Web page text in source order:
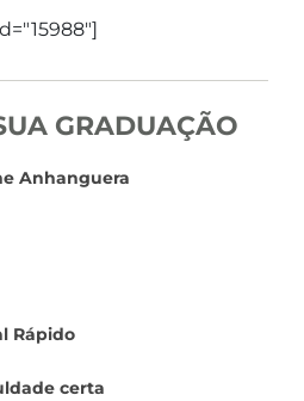
GRADUAÇÃO
Anhanguera
Rápido
certa